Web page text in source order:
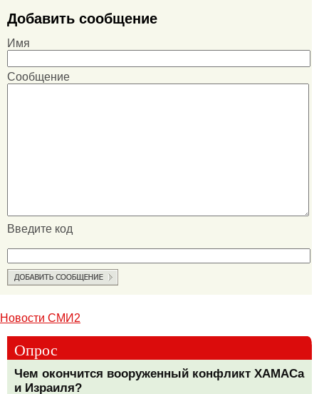
Добавить сообщение
Имя
Сообщение
Введите код
Новости СМИ2
Опрос
Чем окончится вооруженный конфликт ХАМАСа
и Израиля?